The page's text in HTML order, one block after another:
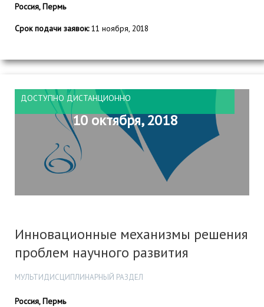
Россия, Пермь
Срок подачи заявок:11 ноября, 2018
ДОСТУПНО ДИСТАНЦИОННО
10 октября, 2018
Инновационные механизмы решения
проблем научного развития
МУЛЬТИДИСЦИПЛИНАРНЫЙ РАЗДЕЛ
Россия, Пермь